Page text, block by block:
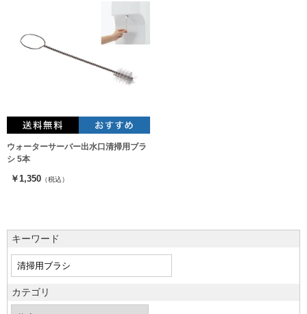
ウォーターサーバー出水口清掃用ブラ
シ 5本
￥1,350 （税込）
キーワード
カテゴリ